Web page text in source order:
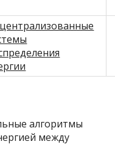
алгоритмы
между